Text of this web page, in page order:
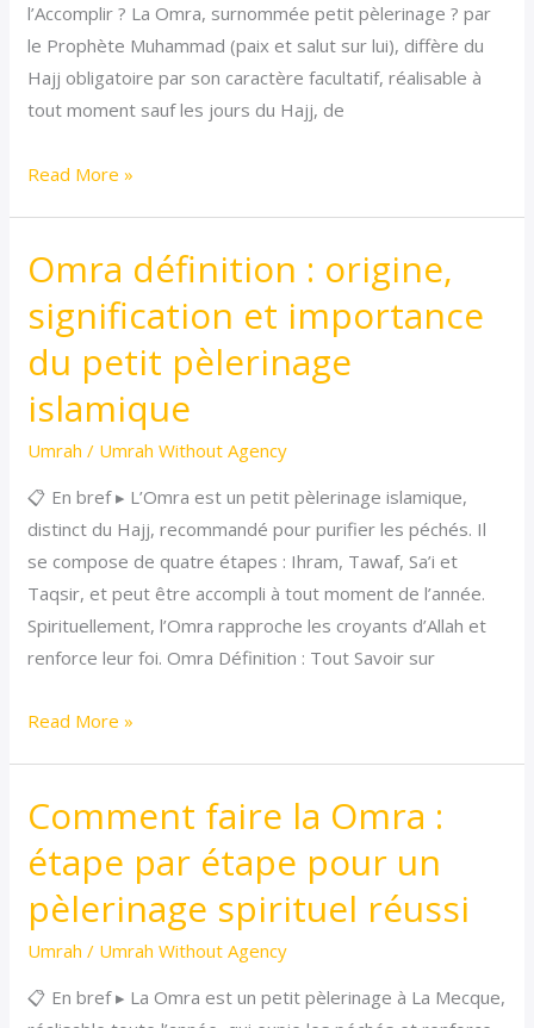
l’Accomplir ? La Omra, surnommée petit pèlerinage ? par
le Prophète Muhammad (paix et salut sur lui), diffère du
Hajj obligatoire par son caractère facultatif, réalisable à
tout moment sauf les jours du Hajj, de
savoir
pour
un
pèlerinage
Read More »
Omra définition : origine,
signification et importance
du petit pèlerinage
islamique
Umrah / Umrah Without Agency
📋 En bref ▸ L’Omra est un petit pèlerinage islamique,
distinct du Hajj, recommandé pour purifier les péchés. Il
se compose de quatre étapes : Ihram, Tawaf, Sa’i et
Taqsir, et peut être accompli à tout moment de l’année.
Spirituellement, l’Omra rapproche les croyants d’Allah et
renforce leur foi. Omra Définition : Tout Savoir sur
Omra
:
origine,
signification
et
importance
du
islamique
Read More »
Comment faire la Omra :
étape par étape pour un
pèlerinage spirituel réussi
Umrah / Umrah Without Agency
📋 En bref ▸ La Omra est un petit pèlerinage à La Mecque,
Comment
la
Omra
par